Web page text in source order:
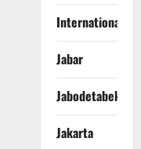
International
Jabar
Jabodetabek
Jakarta